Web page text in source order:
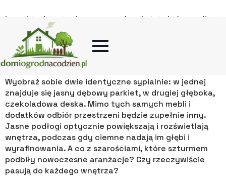
kwestii odcieniu. Tymczasem to właśnie kolor podłogi
ma największy wpływ na optyczne wrażenie
przestrzeni. Może ją rozświetlić i powiększyć, dodać
ciepła i przytulności lub wręcz przeciwnie stworzyć
elegancki, chłodny klimat.
Wyobraź sobie dwie identyczne sypialnie: w jednej
znajduje się jasny dębowy parkiet, w drugiej głęboka,
czekoladowa deska. Mimo tych samych mebli i
dodatków odbiór przestrzeni będzie zupełnie inny.
Jasne podłogi optycznie powiększają i rozświetlają
wnętrza, podczas gdy ciemne nadają im głębi i
wyrafinowania. A co z szarościami, które szturmem
podbiły nowoczesne aranżacje? Czy rzeczywiście
pasują do każdego wnętrza?